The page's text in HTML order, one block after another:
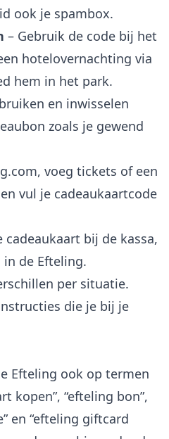
ook je spambox.
– Gebruik de code bij het
hotelovernachting via
hem in het park.
en inwisselen
zoals je gewend
voeg tickets of een
vul je cadeaukaartcode
cadeaukaart bij de kassa,
de Efteling.
per situatie.
die je bij je
Efteling ook op termen
kopen”, “efteling bon”,
en “efteling giftcard